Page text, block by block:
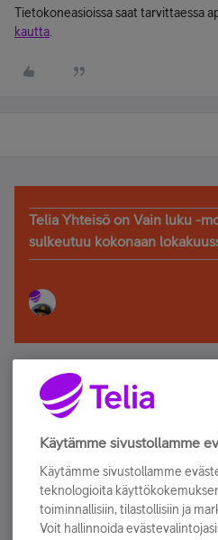
Tietokoneasioissa saat tarvittaessa
kautta
Telia Yhteisö on Vain luku -
sulkeutuu kokonaan
Älä jää paitsi –
Tilaa Telian uutiskirje ja olet
sähköpostiisi.
Tilaa nyt
Käytämme sivustollamme
Käytämme sivustollamme
teknologioita
toiminnallisiin, tilastollisiin ja
Voit hallinnoida